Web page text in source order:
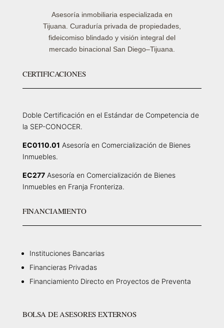
Asesoría inmobiliaria especializada en
Tijuana. Curaduría privada de propiedades,
fideicomiso blindado y visión integral del
mercado binacional San Diego–Tijuana.
CERTIFICACIONES
Doble Certificación en el Estándar de Competencia de
la SEP-CONOCER.
EC0110.01 Asesoría en Comercialización de Bienes
Inmuebles.
EC277Asesoría en Comercialización de Bienes
Inmuebles en Franja Fronteriza.
FINANCIAMIENTO
Instituciones Bancarias
Financieras Privadas
Financiamiento Directo en Proyectos de Preventa
BOLSA DE ASESORES EXTERNOS